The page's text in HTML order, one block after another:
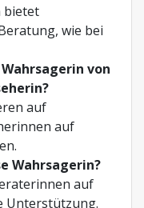
bietet
wie bei
von
auf
auf
Wahrsagerin?
auf
Unterstützung.